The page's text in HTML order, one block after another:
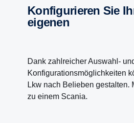
Konfi­gu­rieren Sie Ihren
eigenen
Dank zahlreicher Auswahl-
Konfigurationsmöglichkeiten
Lkw nach Belieben gestalten.
zu einem Scania.